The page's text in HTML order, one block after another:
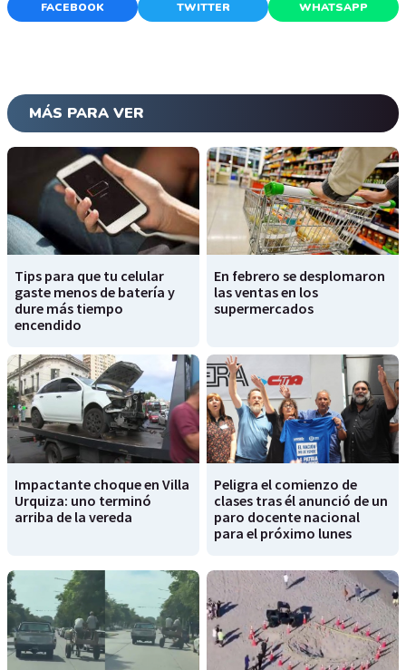
FACEBOOK TWITTER WHATSAPP
MÁS PARA VER
Tips para que tu celular
gaste menos de batería y
dure más tiempo
encendido
En febrero se desplomaron
las ventas en los
supermercados
Impactante choque en Villa
Urquiza: uno terminó
arriba de la vereda
Peligra el comienzo de
clases tras él anunció de un
paro docente nacional
para el próximo lunes